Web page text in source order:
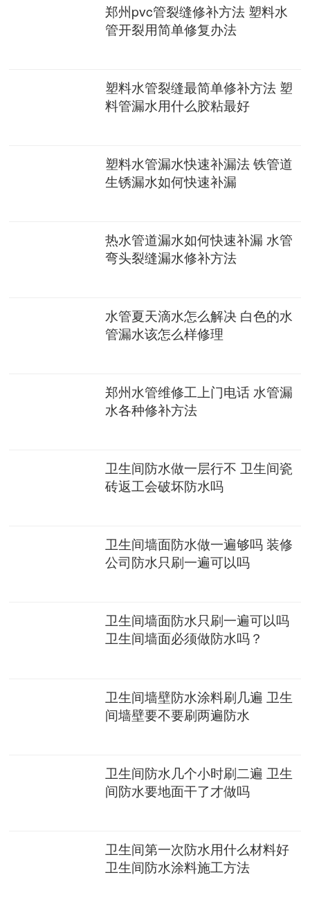
郑州pvc管裂缝修补方法 塑料水
管开裂用简单修复办法
塑料水管裂缝最简单修补方法 塑
料管漏水用什么胶粘最好
塑料水管漏水快速补漏法 铁管道
生锈漏水如何快速补漏
热水管道漏水如何快速补漏 水管
弯头裂缝漏水修补方法
水管夏天滴水怎么解决 白色的水
管漏水该怎么样修理
郑州水管维修工上门电话 水管漏
水各种修补方法
卫生间防水做一层行不 卫生间瓷
砖返工会破坏防水吗
卫生间墙面防水做一遍够吗 装修
公司防水只刷一遍可以吗
卫生间墙面防水只刷一遍可以吗
卫生间墙面必须做防水吗？
卫生间墙壁防水涂料刷几遍 卫生
间墙壁要不要刷两遍防水
卫生间防水几个小时刷二遍 卫生
间防水要地面干了才做吗
卫生间第一次防水用什么材料好
卫生间防水涂料施工方法